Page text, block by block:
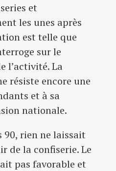
et
les unes après
est telle que
sur le
l’activité. La
résiste encore une
et à sa
nationale.
90, rien ne laissait
de la confiserie. Le
pas favorable et